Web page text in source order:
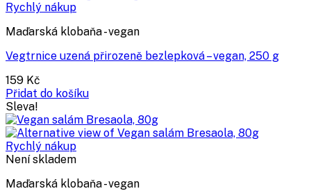
Rychlý nákup
Maďarská klobaňa - vegan
Vegtrnice uzená přirozeně bezlepková – vegan, 250 g
159 Kč
Přidat do košíku
Sleva!
Rychlý nákup
Není skladem
Maďarská klobaňa - vegan